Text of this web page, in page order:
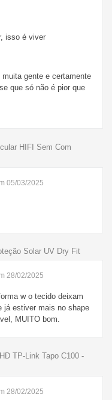
isso é viver
gente e certamente
que só não é pior que
HIFI Sem Com
05/03/2025
Solar UV Dry Fit
28/02/2025
w o tecido deixam
já estiver mais no shape
MUITO bom.
TP-Link Tapo C100 -
28/02/2025